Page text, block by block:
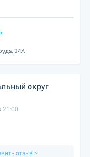
34А
округ
21:00
отзыв >